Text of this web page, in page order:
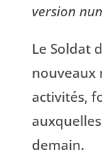
version
Le Soldat
nouveaux
activités,
demain.